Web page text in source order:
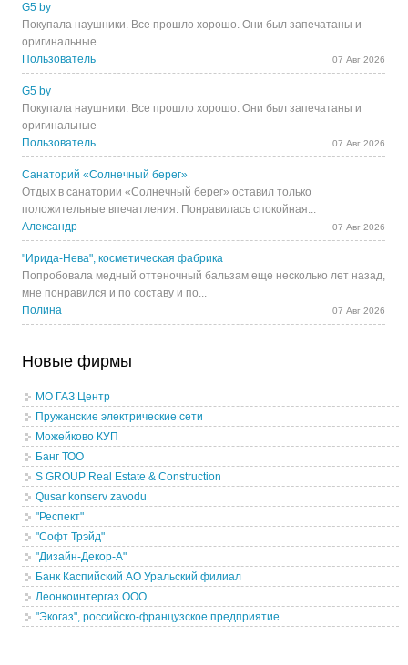
G5 by
Покупала наушники. Все прошло хорошо. Они был запечатаны и
оригинальные
Пользователь
07 Авг 2026
G5 by
Покупала наушники. Все прошло хорошо. Они был запечатаны и
оригинальные
Пользователь
07 Авг 2026
Санаторий «Солнечный берег»
Отдых в санатории «Солнечный берег» оставил только
положительные впечатления. Понравилась спокойная...
Александр
07 Авг 2026
"Ирида-Нева", косметическая фабрика
Попробовала медный оттеночный бальзам еще несколько лет назад,
мне понравился и по составу и по...
Полина
07 Авг 2026
Новые фирмы
МО ГАЗ Центр
Пружанские электрические сети
Можейково КУП
Банг ТОО
S GROUP Real Estate & Construction
Qusar konserv zavodu
"Респект"
"Софт Трэйд"
"Дизайн-Декор-А"
Банк Каспийский АО Уральский филиал
Леонкоинтергаз ООО
"Экогаз", российско-французское предприятие